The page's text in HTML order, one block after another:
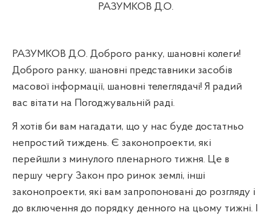
РАЗУМКОВ Д.О.
РАЗУМКОВ Д.О. Доброго ранку, шановні колеги!
Доброго ранку, шановні представники засобів
масової інформації, шановні телеглядачі! Я радий
вас вітати на Погоджувальній раді.
Я хотів би вам нагадати, що у нас буде достатньо
непростий тиждень. Є законопроекти, які
перейшли з минулого пленарного тижня. Це в
першу чергу Закон про ринок землі, інші
законопроекти, які вам запропоновані до розгляду і
до включення до порядку денного на цьому тижні. І